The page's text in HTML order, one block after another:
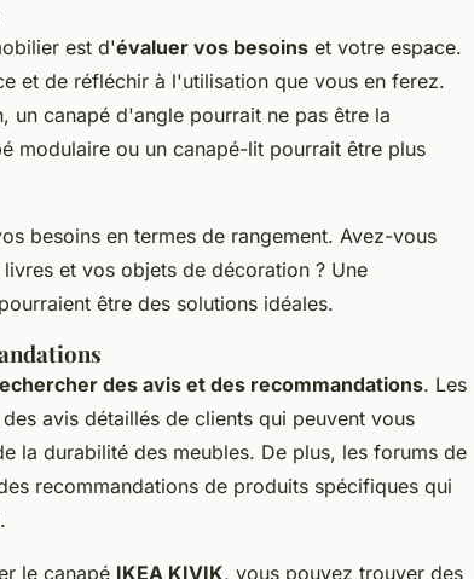
est d'évaluer vos besoins et votre espace.
et de réfléchir à l'utilisation que vous en ferez.
un canapé d'angle pourrait ne pas être la
modulaire ou un canapé-lit pourrait être plus
besoins en termes de rangement. Avez-vous
et vos objets de décoration ? Une
être des solutions idéales.
des avis et des recommandations. Les
avis détaillés de clients qui peuvent vous
la durabilité des meubles. De plus, les forums de
recommandations de produits spécifiques qui
le canapé IKEA KIVIK, vous pouvez trouver des